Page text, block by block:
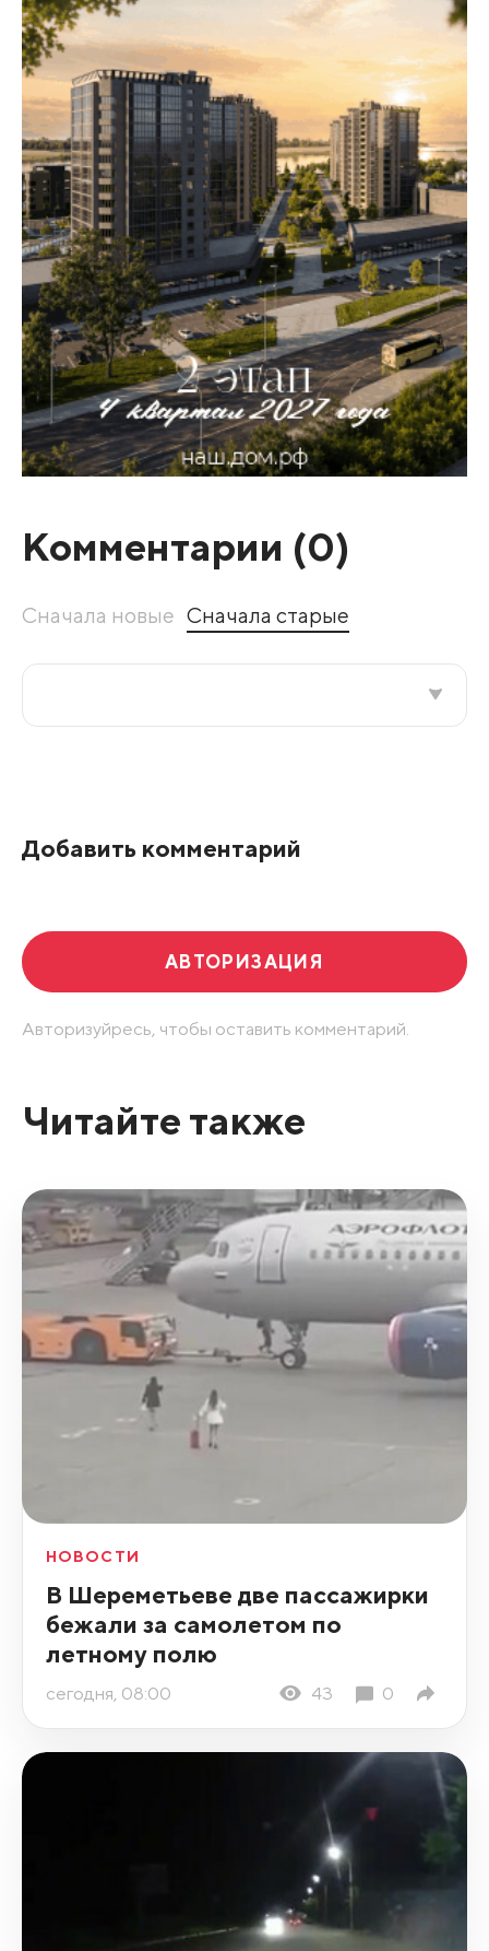
Комментарии (0)
Сначала новые Сначала старые
Добавить комментарий
АВТОРИЗАЦИЯ
Авторизуйресь, чтобы оставить комментарий.
Читайте также
НОВОСТИ
В Шереметьеве две пассажирки
бежали за самолетом по
летному полю
сегодня, 08:00 43 0